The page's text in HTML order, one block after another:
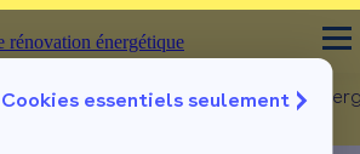
Cookies essentiels seulement
rénovation énergétique Rénovation
rénovation énergétique